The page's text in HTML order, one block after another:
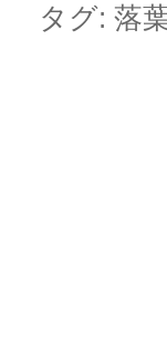
contentタグ: 落